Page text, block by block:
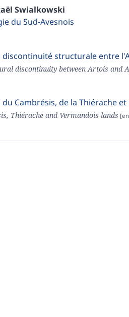
Swialkowski
du Sud-Avesnois
structurale entre
discontinuity between Artois and
Cambrésis, de la Thiérache
Thiérache and Vermandois lands